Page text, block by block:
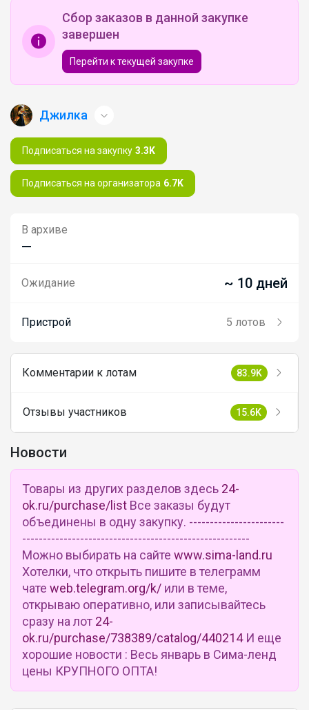
Сбор заказов в данной закупке
завершен
Перейти к текущей закупке
Джилка
Подписаться на закупку 3.3K
Подписаться на организатора 6.7K
В архиве
—
Ожидание ~ 10 дней
Пристрой 5 лотов
Комментарии к лотам 83.9K
Отзывы участников 15.6K
Новости
Товары из других разделов здесь 24-
ok.ru/purchase/list Все заказы будут
объединены в одну закупку. -----------------------
-------------------------------------------------------
Можно выбирать на сайте www.sima-land.ru
Хотелки, что открыть пишите в телеграмм
чате web.telegram.org/k/ или в теме,
открываю оперативно, или записывайтесь
сразу на лот 24-
ok.ru/purchase/738389/catalog/440214И еще
хорошие новости : Весь январь в Сима-ленд
цены КРУПНОГО ОПТА!